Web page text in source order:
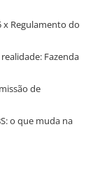
x Regulamento do
Fazenda
de
o que muda na